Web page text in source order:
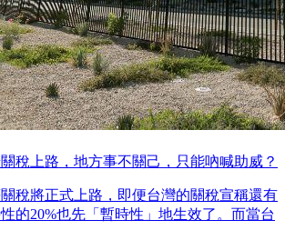
關稅上路，地方事不關己，只能吶喊助威？
稅將正式上路，即便台灣的關稅宣稱還有
的20%也先「暫時性」地生效了。而當台